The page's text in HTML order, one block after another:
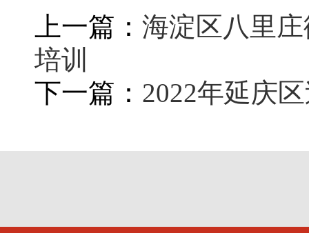
上一篇： 海淀区八里
培训
下一篇： 2022年延庆